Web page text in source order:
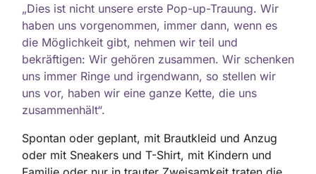
„Dies ist nicht unsere erste Pop-up-Trauung. Wir
haben uns vorgenommen, immer dann, wenn es
die Möglichkeit gibt, nehmen wir teil und
bekräftigen: Wir gehören zusammen. Wir schenken
uns immer Ringe und irgendwann, so stellen wir
uns vor, haben wir eine ganze Kette, die uns
zusammenhält“.
Spontan oder geplant, mit Brautkleid und Anzug
oder mit Sneakers und T-Shirt, mit Kindern und